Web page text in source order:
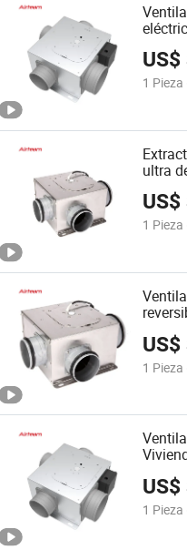
de
US$
1 Pieza
ultra
US$
1 Pieza
US$
1 Pieza
US$
1 Pieza